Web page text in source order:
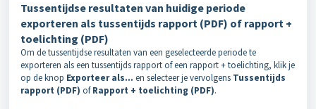
Tussentijdse resultaten van huidige periode
exporteren als tussentijds rapport (PDF) of rapport +
toelichting (PDF)
Om de tussentijdse resultaten van een geselecteerde periode te
exporteren als een tussentijds rapport of een rapport + toelichting, klik je
op de knop Exporteer als... en selecteer je vervolgens Tussentijds
rapport (PDF) ofRapport + toelichting (PDF).